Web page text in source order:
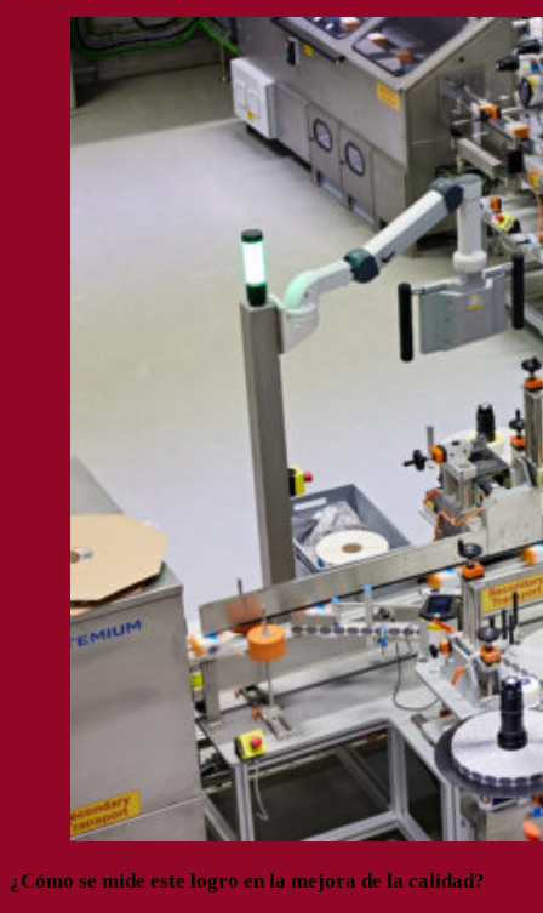
¿Cómo se mide este logro en la mejora de la calidad?